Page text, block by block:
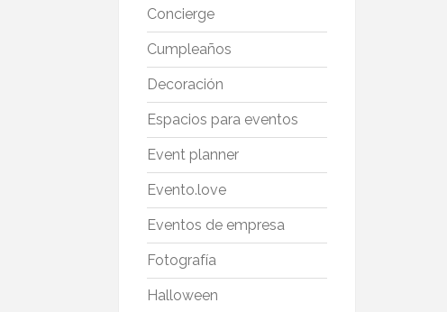
Concierge
Cumpleaños
Decoración
Espacios para eventos
Event planner
Evento.love
Eventos de empresa
Fotografía
Halloween